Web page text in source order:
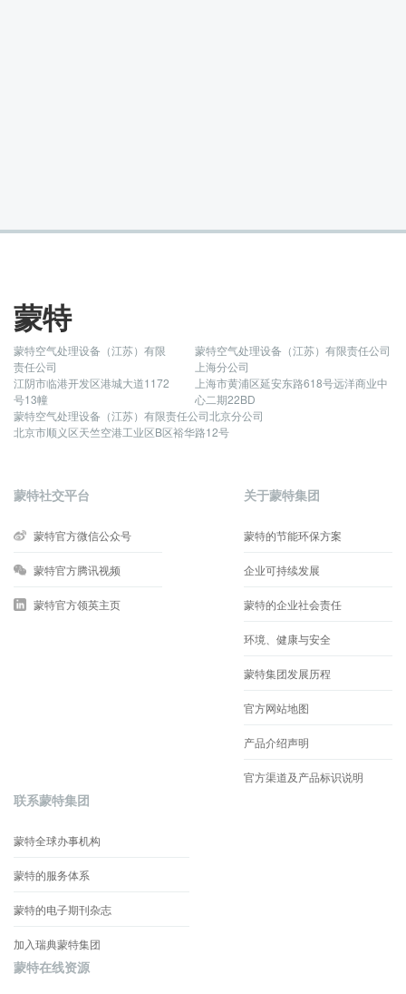
蒙特
蒙特空气处理设备（江苏）有限
责任公司
江阴市临港开发区港城大道1172
号13幢
蒙特空气处理设备（江苏）有限责任公司
上海分公司
上海市黄浦区延安东路618号远洋商业中
心二期22BD
蒙特空气处理设备（江苏）有限责任公司北京分公司
北京市顺义区天竺空港工业区B区裕华路12号
蒙特社交平台
蒙特官方微信公众号
蒙特官方腾讯视频
蒙特官方领英主页
关于蒙特集团
蒙特的节能环保方案
企业可持续发展
蒙特的企业社会责任
环境、健康与安全
蒙特集团发展历程
官方网站地图
产品介绍声明
官方渠道及产品标识说明
联系蒙特集团
蒙特全球办事机构
蒙特的服务体系
蒙特的电子期刊杂志
加入瑞典蒙特集团
蒙特在线资源